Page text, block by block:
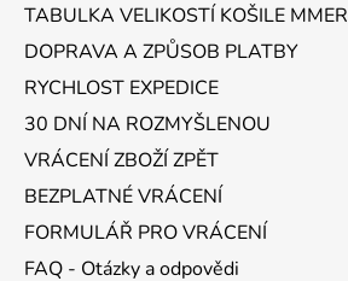
TABULKA VELIKOSTÍ KOŠILE MMER
DOPRAVA A ZPŮSOB PLATBY
RYCHLOST EXPEDICE
30 DNÍ NA ROZMYŠLENOU
VRÁCENÍ ZBOŽÍ ZPĚT
BEZPLATNÉ VRÁCENÍ
FORMULÁŘ PRO VRÁCENÍ
FAQ - Otázky a odpovědi